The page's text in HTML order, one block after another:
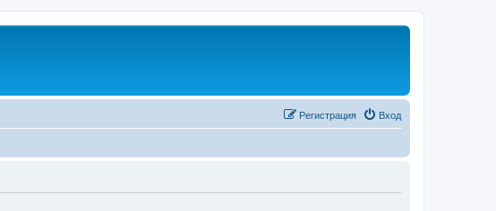
Вход
Регистрация